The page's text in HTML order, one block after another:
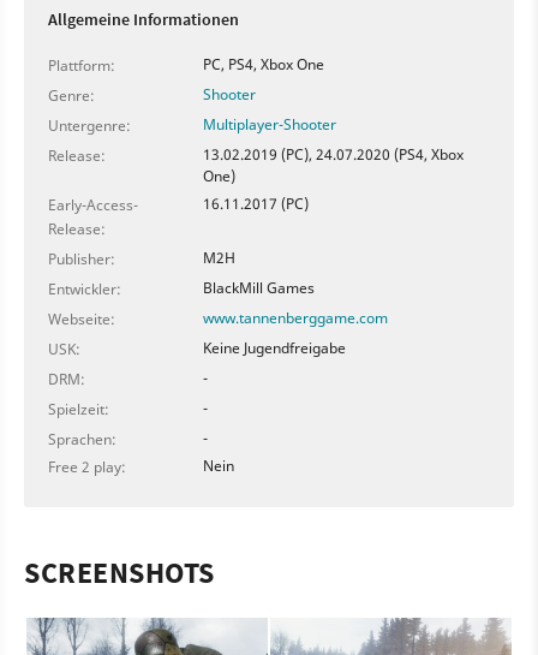
Österreich-Ungarn gegen Russland an. Im Vergleich zur
keine statischen Grabenkämpfe, sondern mobiler und
dynamischer, was sich auch im Gameplay von
Tannenberg widerspiegeln soll. Tannenberg unterstützt
erstmals Schlachten mit bis zu 64 Teilnehmern und setzt
wie sein Vorgänger Verdun auf ein sehr authentisches
Spielgefühl - so sind wenige Treffer tödlich und es gibt
nur minimale HUD-Anzeigen.
Allgemeine Informationen
Plattform:
PC, PS4, Xbox One
Genre:
Shooter
Untergenre:
Multiplayer-Shooter
Release:
13.02.2019 (PC), 24.07.2020 (PS4, Xbox
One)
Early-Access-
Release:
16.11.2017 (PC)
Publisher:
M2H
Entwickler:
BlackMill Games
Webseite:
www.tannenberggame.com
USK:
Keine Jugendfreigabe
DRM:
-
Spielzeit:
-
Sprachen:
-
Free 2 play:
Nein
SCREENSHOTS